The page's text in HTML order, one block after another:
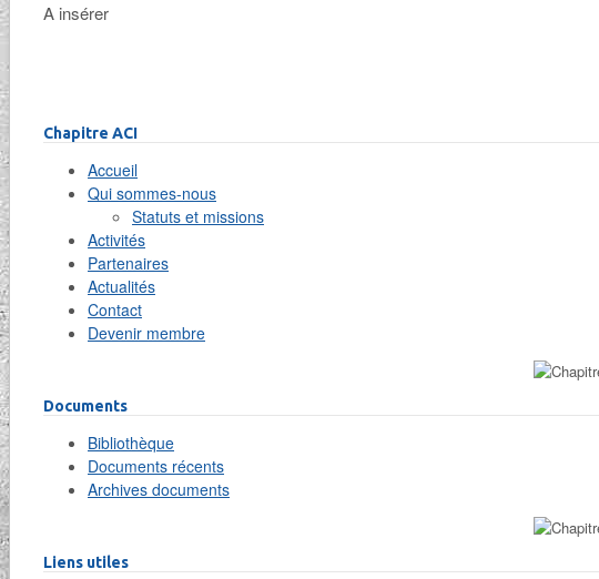
A insérer
Chapitre ACI
Accueil
Qui sommes-nous
Statuts et missions
Activités
Partenaires
Actualités
Contact
Devenir membre
Documents
Bibliothèque
Documents récents
Archives documents
Liens utiles